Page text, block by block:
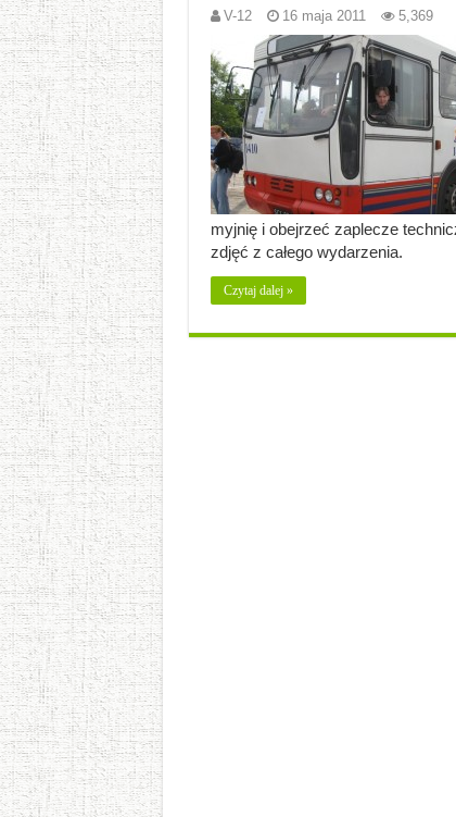
V-12 16 maja 2011 5,369
myjnię i obejrzeć zaplecze
zdjęć z całego wydarzenia.
Czytaj dalej »